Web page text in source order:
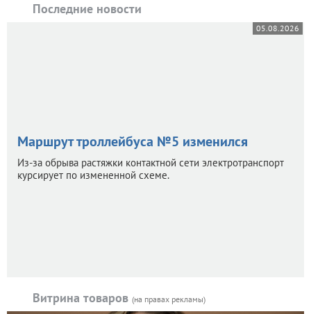
Последние новости
05.08.2026
Маршрут троллейбуса №5 изменился
Из-за обрыва растяжки контактной сети электротранспорт
курсирует по измененной схеме.
Витрина товаров (на правах рекламы)